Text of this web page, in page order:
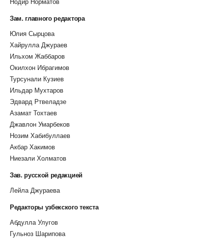
Нодир Норматов
Зам. главного редактора
Юлия Сырцова
Хайрулла Джураев
Ильхом Жаббаров
Окилхон Ибрагимов
Турсунали Кузиев
Ильдар Мухтаров
Эдвард Ртвеладзе
Азамат Тохтаев
Джавлон Умарбеков
Нозим Хабибуллаев
Акбар Хакимов
Ниезали Холматов
Зав. русской редакцией
Лейла Джураева
Редакторы узбекского текста
Абдулла Улугов
Гульноз Шарипова